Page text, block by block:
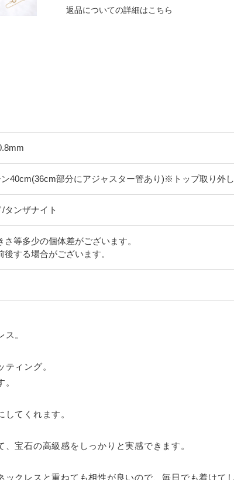
返品についての詳細はこちら
40cm(36cm部分にアジャスター管あり)※トップ取り外
タンザナイト
等多少の個体差がございます。
する場合がございます。
。
ィング。
てくれます。
宝石の高級感をしっかりと実感できます。
クレスと重ねても相性が良いので、毎日でも着けて